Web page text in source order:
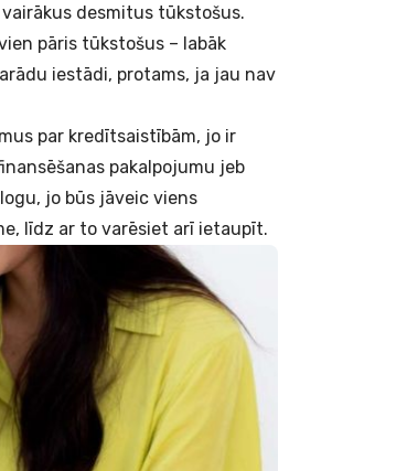
desmitus tūkstošus.
pāris tūkstošus – labāk
iestādi, protams, ja jau nav
par kredītsaistībām, jo ir
pakalpojumu jeb
jo būs jāveic viens
līdz ar to varēsiet arī ietaupīt.